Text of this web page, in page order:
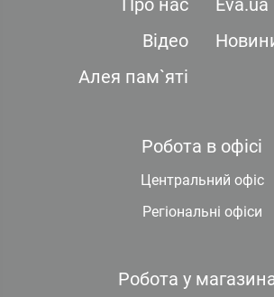
Про нас
Eva.ua
Відео
Алея пам`яті
Робота в офісі
Центральний офіс
Регіональні офіси
Робота у